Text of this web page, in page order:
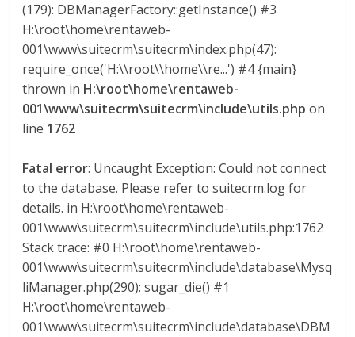
(179): DBManagerFactory::getInstance() #3
H:\root\home\rentaweb-
001\www\suitecrm\suitecrm\index.php(47):
require_once('H:\\root\\home\\re...') #4 {main}
thrown in H:\root\home\rentaweb-
001\www\suitecrm\suitecrm\include\utils.php on
line 1762
Fatal error: Uncaught Exception: Could not connect
to the database. Please refer to suitecrm.log for
details. in H:\root\home\rentaweb-
001\www\suitecrm\suitecrm\include\utils.php:1762
Stack trace: #0 H:\root\home\rentaweb-
001\www\suitecrm\suitecrm\include\database\Mysq
liManager.php(290): sugar_die() #1
H:\root\home\rentaweb-
001\www\suitecrm\suitecrm\include\database\DBM